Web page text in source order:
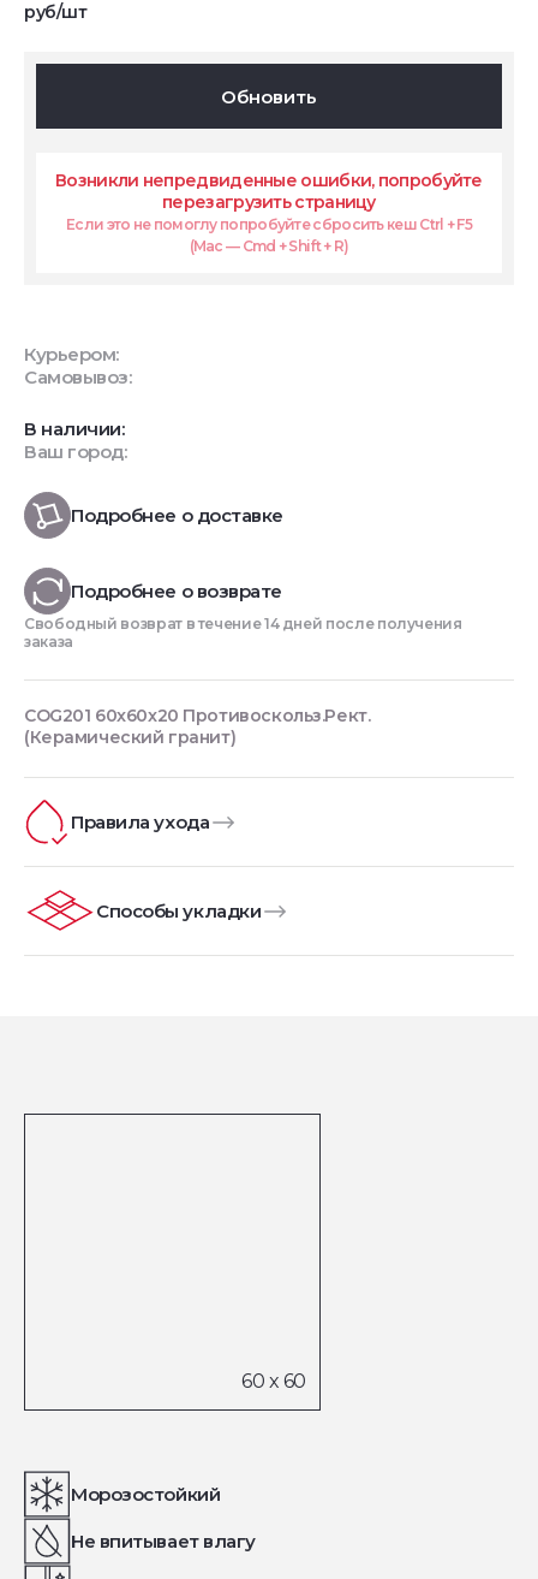
руб/шт
Обновить
Возникли непредвиденные ошибки, попробуйте
перезагрузить страницу
Если это не помоглу попробуйте сбросить кеш Ctrl + F5
(Mac — Cmd + Shift + R)
Курьером:
Самовывоз:
В наличии:
Ваш город:
Подробнее о доставке
Подробнее о возврате
Свободный возврат в течение 14 дней после получения
заказа
COG201 60x60x20 Противоскольз.Рект.
(Керамический гранит)
Правила ухода
Способы укладки
Морозостойкий
Не впитывает влагу